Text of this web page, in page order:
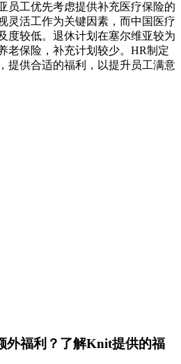
员工优先考虑提供补充医疗保险的
灵活工作为关键因素，而中国医疗
度较低。退休计划在塞尔维亚较为
老保险，补充计划较少。HR制定
提供合适的福利，以提升员工满意
外福利？了解Knit提供的福